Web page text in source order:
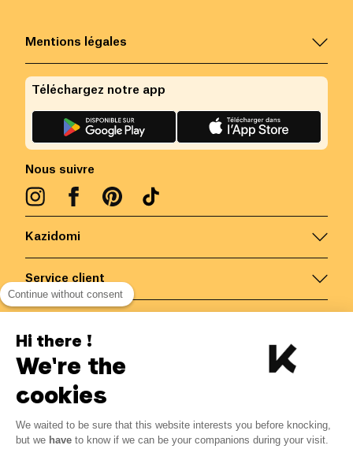
4.72€ 4.01 € -15% ?
Economisez 0.71 € avec K+
Kazidomi
Service client
Mentions légales
Nous suivre
Téléchargez notre app
Belgique/FR
Continue without consent
Hi there !
We're the
cookies
We waited to be sure that this website interests you before knocking,
but we have to know if we can be your companions during your visit.